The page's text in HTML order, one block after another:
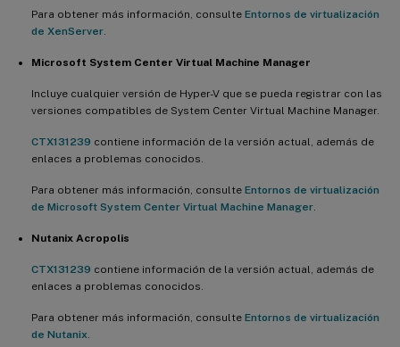
Para obtener más información, consulte Entornos de virtualización
de XenServer
Microsoft System Center Virtual Machine Manager
Incluye cualquier versión de Hyper-V que se pueda registrar con las
versiones compatibles de System Center Virtual Machine Manager.
CTX131239 contiene información de la versión actual, además de
enlaces a problemas conocidos.
Para obtener más información, consulte Entornos de virtualización
de Microsoft System Center Virtual Machine Manager
Nutanix Acropolis
CTX131239 contiene información de la versión actual, además de
enlaces a problemas conocidos.
Para obtener más información, consulte Entornos de virtualización
de Nutanix